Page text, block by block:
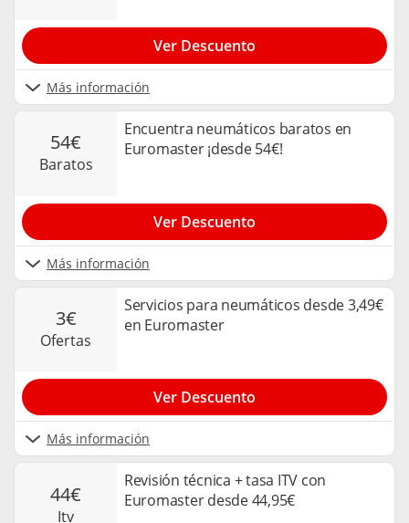
Más información
Ver Descuento
54€
baratos
Encuentra neumáticos baratos en
Euromaster ¡desde 54€!
Más información
Ver Descuento
3€
ofertas
Servicios para neumáticos desde 3,49€
en Euromaster
Más información
Ver Descuento
44€
itv
Revisión técnica + tasa ITV con
Euromaster desde 44,95€